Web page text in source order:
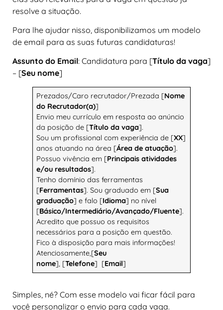
resolve a situação.
Para lhe ajudar nisso, disponibilizamos um modelo
de email para as suas futuras candidaturas!
Assunto do Email: Candidatura para [Título da vaga]
– [Seu nome]
Prezados/Caro recrutador/Prezada [Nome
do Recrutador(a)]
Envio meu currículo em resposta ao anúncio
da posição de [Título da vaga].
Sou um profissional com experiência de [XX]
anos atuando na área [Área de atuação].
Possuo vivência em [Principais atividades
e/ou resultados].
Tenho domínio das ferramentas
[Ferramentas]. Sou graduado em [Sua
graduação] e falo [Idioma] no nível
[Básico/Intermediário/Avançado/Fluente].
Acredito que possuo os requisitos
necessários para a posição em questão.
Fico à disposição para mais informações!
Atenciosamente,[Seu
nome], [Telefone] [Email]
Simples, né? Com esse modelo vai ficar fácil para
você personalizar o envio para cada vaga.